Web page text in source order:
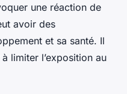
une réaction de
avoir des
et sa santé. Il
limiter l’exposition au